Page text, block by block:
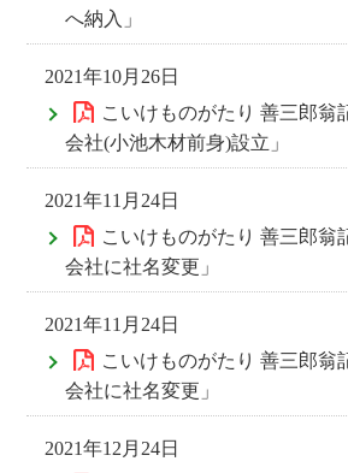
へ納入」
2021年10月26日
こいけものがたり 善三郎翁
会社(小池木材前身)設立」
2021年11月24日
こいけものがたり 善三郎翁
会社に社名変更」
2021年11月24日
こいけものがたり 善三郎翁
会社に社名変更」
2021年12月24日